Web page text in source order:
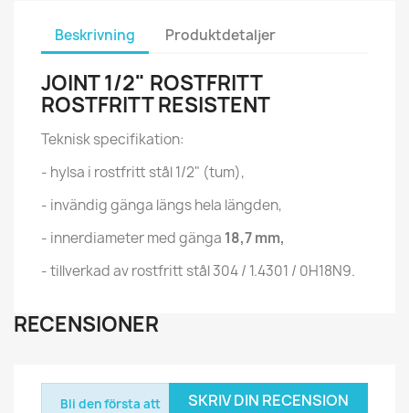
Beskrivning Produktdetaljer
JOINT 1/2" ROSTFRITT
ROSTFRITT RESISTENT
Teknisk specifikation:
- hylsa i rostfritt stål 1/2" (tum),
- invändig gänga längs hela längden,
- innerdiameter med gänga 18,7 mm,
- tillverkad av rostfritt stål 304 / 1.4301 / 0H18N9.
RECENSIONER
SKRIV DIN RECENSION
Bli den första att